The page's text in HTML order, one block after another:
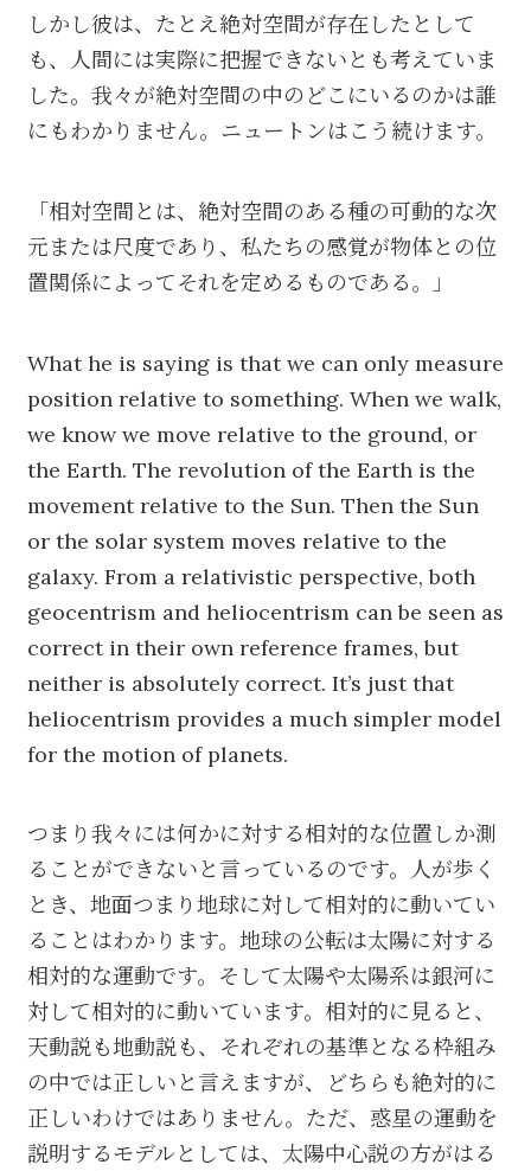
しかし彼は、たとえ絶対空間が存在したとして
も、人間には実際に把握できないとも考えていま
した。我々が絶対空間の中のどこにいるのかは誰
にもわかりません。ニュートンはこう続けます。
「相対空間とは、絶対空間のある種の可動的な次
元または尺度であり、私たちの感覚が物体との位
置関係によってそれを定めるものである。」
What he is saying is that we can only measure
position relative to something. When we walk,
we know we move relative to the ground, or
the Earth. The revolution of the Earth is the
movement relative to the Sun. Then the Sun
or the solar system moves relative to the
galaxy. From a relativistic perspective, both
geocentrism and heliocentrism can be seen as
correct in their own reference frames, but
neither is absolutely correct. It’s just that
heliocentrism provides a much simpler model
for the motion of planets.
つまり我々には何かに対する相対的な位置しか測
ることができないと言っているのです。人が歩く
とき、地面つまり地球に対して相対的に動いてい
ることはわかります。地球の公転は太陽に対する
相対的な運動です。そして太陽や太陽系は銀河に
対して相対的に動いています。相対的に見ると、
天動説も地動説も、それぞれの基準となる枠組み
の中では正しいと言えますが、どちらも絶対的に
正しいわけではありません。ただ、惑星の運動を
説明するモデルとしては、太陽中心説の方がはる